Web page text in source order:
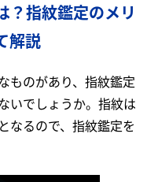
？指紋鑑定のメリ
解説
ものがあり、指紋鑑定
いでしょうか。指紋は
なるので、指紋鑑定を